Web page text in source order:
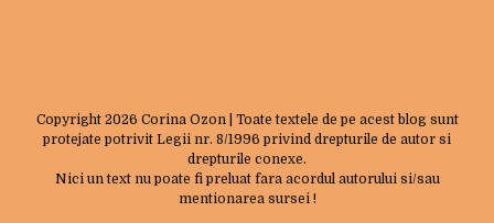
Copyright 2026 Corina Ozon | Toate textele de pe acest blog sunt
protejate potrivit Legii nr. 8/1996 privind drepturile de autor si
drepturile conexe.
Nici un text nu poate fi preluat fara acordul autorului si/sau
mentionarea sursei !